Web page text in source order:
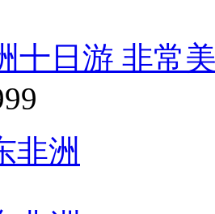
十日游 非常
非洲